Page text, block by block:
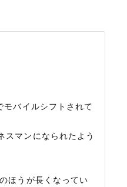
バイルシフトされて
スマンになられたよう
ほうが長くなってい